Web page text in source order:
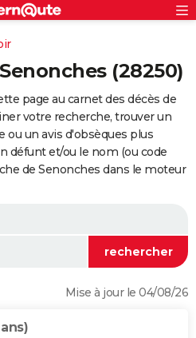
(28250)
page au carnet des décès de
votre recherche, trouver un
ou un avis d'obsèques plus
défunt et/ou le nom (ou code
de Senonches dans le moteur
Mise à jour le 04/08/26